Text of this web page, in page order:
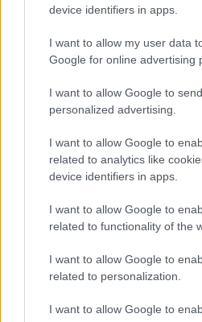
device identifiers in apps.
I want to allow my user data
Google for online advertising
I want to allow Google to
personalized advertising.
I want to allow Google to
related to analytics like
device identifiers in apps.
I want to allow Google to
related to functionality of the
I want to allow Google to
related to personalization.
I want to allow Google to
Consejos de compra: 5
Si
la
jugador
cinco
menos
2. Jude
18.520.000, 46 puntos)
El centrocampista inglés se